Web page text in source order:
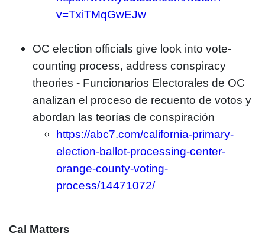
v=TxiTMqGwEJw
OC election officials give look into vote-
counting process, address conspiracy
theories - Funcionarios Electorales de OC
analizan el proceso de recuento de votos y
abordan las teorías de conspiración
https://abc7.com/california-primary-
election-ballot-processing-center-
orange-county-voting-
process/14471072/
Cal Matters